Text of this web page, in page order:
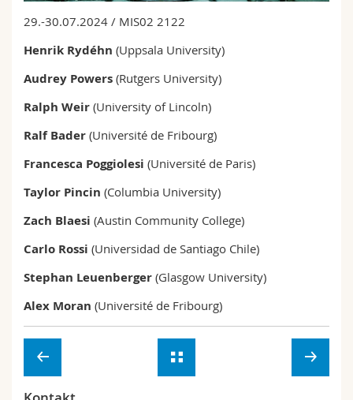
Interfakultär
Doktorierende
Vorlesungsverzeichnis
29.-30.07.2024 / MIS02 2122
Henrik Rydéhn (Uppsala University)
Audrey Powers (Rutgers University)
Ralph Weir (University of Lincoln)
Ralf Bader (Université de Fribourg)
Francesca Poggiolesi (Université de Paris)
Taylor Pincin (Columbia University)
Zach Blaesi (Austin Community College)
Carlo Rossi (Universidad de Santiago Chile)
Stephan Leuenberger (Glasgow University)
Alex Moran (Université de Fribourg)